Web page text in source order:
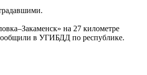
на 27 километре
в УГИБДД по республике.